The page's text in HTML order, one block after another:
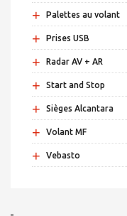
+ Palettes au volant
+ Prises USB
+ Radar AV + AR
+ Start and Stop
+ Sièges Alcantara
+ Volant MF
+ Vebasto